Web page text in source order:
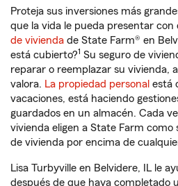
Proteja sus inversiones más
que la vida le pueda presentar con
de vivienda de State Farm® en
está cubierto?1 Su seguro de
reparar o reemplazar su vivienda,
valora. La propiedad personal está
vacaciones, está haciendo
guardados en un almacén. Cada
vivienda eligen a State Farm como
de vivienda por encima de
Lisa Turbyville en Belvidere, IL le
después de que haya completado